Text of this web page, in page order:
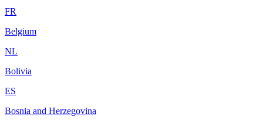
FR
Belgium
NL
Bolivia
ES
Bosnia and Herzegovina